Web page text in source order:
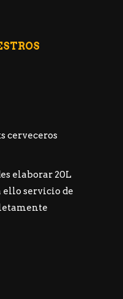
cerveceros
elaborar 20L
ello servicio de